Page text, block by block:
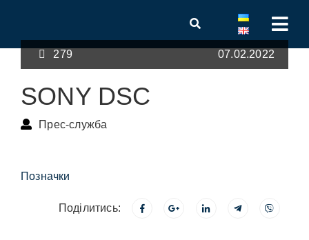
279 07.02.2022
SONY DSC
Прес-служба
Позначки
Поділитись: